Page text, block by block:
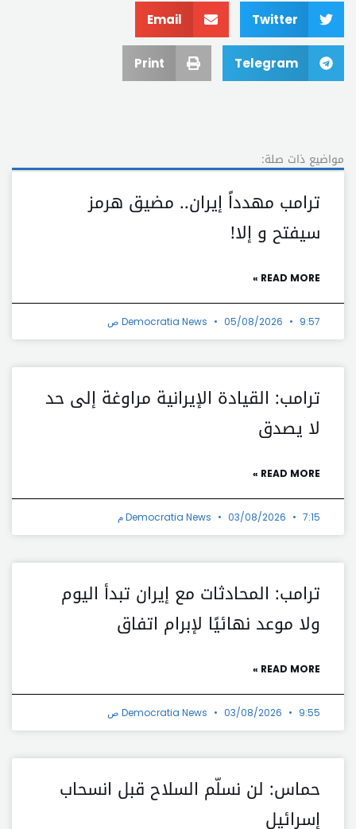
Twitter
Email
Telegram
Print
مواضيع ذات صلة:
ترامب مهدداً إيران.. مضيق هرمز
سيفتح و إلا!
READ MORE »
Democratia News 05/08/2026 9:57 ص
ترامب: القيادة الإيرانية مراوغة إلى حد
لا يصدق
READ MORE »
Democratia News 03/08/2026 7:15 م
ترامب: المحادثات مع إيران تبدأ اليوم
ولا موعد نهائيًا لإبرام اتفاق
READ MORE »
Democratia News 03/08/2026 9:55 ص
حماس: لن نسلّم السلاح قبل انسحاب
إسرائيل